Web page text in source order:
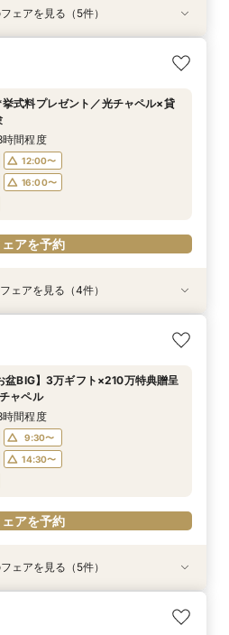
★3万ギフト付／ドレス＆挙式料プレ
食
アを予約
の少人数婚】挙式＆会食Newプラ
試食付
アを予約
！60分で完結◎】オンラインで会
アを予約
件目以上◎】短縮90分Fair*雰囲気
会
アを予約
】即決営業ナシで安心！気軽によ
アを予約
ェアを見る（5件）
式料プレゼント／光チャペル×貸
時間程度
12:00〜
16:00〜
アを予約
★3万ギフト付／ドレス＆挙式料プレ
食
12:00〜
16:00〜
アを予約
の少人数婚】挙式＆会食Newプラ
試食付
12:00〜
16:00〜
アを予約
】即決営業ナシで安心！気軽によ
13:00〜
16:00〜
アを予約
！60分で完結◎】オンラインで会
13:00〜
16:00〜
アを予約
ェアを見る（4件）
盆BIG】3万ギフト×210万特典贈呈
ャペル
時間程度
9:30〜
14:30〜
アを予約
★3万ギフト付／ドレス＆挙式料プレ
食
の少人数婚】挙式＆会食Newプラ
試食付
！60分で完結◎】オンラインで会
件目以上◎】短縮90分Fair*雰囲気
会
】即決営業ナシで安心！気軽によ
ェアを見る（5件）